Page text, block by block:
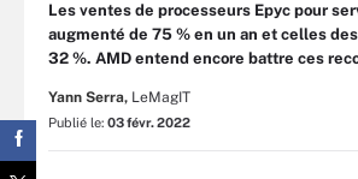
Les ventes de processeurs Epyc pour
augmenté de 75 % en un an et celles des
32 %. AMD entend encore battre ces
Yann Serra, LeMagIT
Publié le: 03 févr. 2022